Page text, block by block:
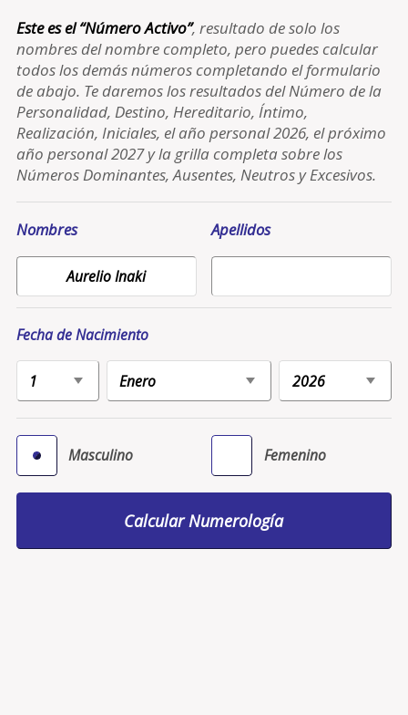
Este es el “Número Activo”, resultado de solo los
nombres del nombre completo, pero puedes calcular
todos los demás números completando el formulario
de abajo. Te daremos los resultados del Número de la
Personalidad, Destino, Hereditario, Íntimo,
Realización, Iniciales, el año personal 2026, el próximo
año personal 2027 y la grilla completa sobre los
Números Dominantes, Ausentes, Neutros y Excesivos.
Nombres Apellidos
Fecha de Nacimiento
Masculino Femenino